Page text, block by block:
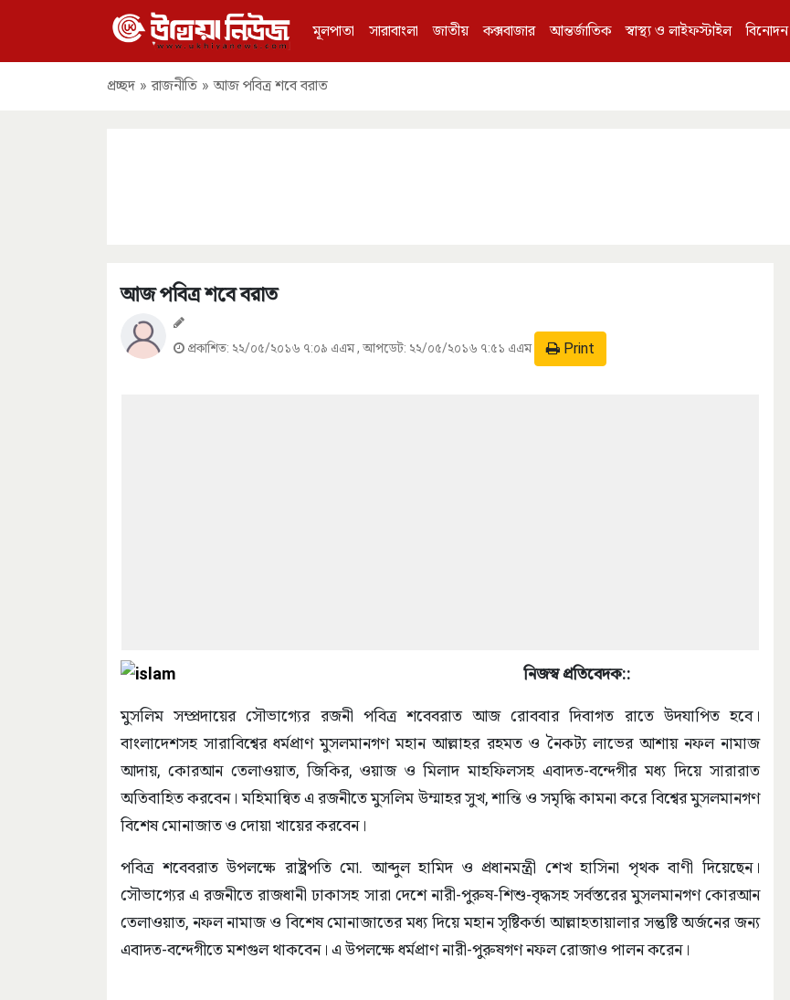
মূলপাতা সারাবাংলা জাতীয় কক্সবাজার আন্তর্জাতিক স্বাস্থ্য ও লাইফস্টাইল বিনোদন
প্রচ্ছদ » রাজনীতি » আজ পবিত্র শবে বরাত
আজ পবিত্র শবে বরাত
প্রকাশিত: ২২/০৫/২০১৬ ৭:০৯ এএম, আপডেট: ২২/০৫/২০১৬ ৭:৫১ এএম Print
নিজস্ব প্রতিবেদক::
মুসলিম সম্প্রদায়ের সৌভাগ্যের রজনী পবিত্র শবেবরাত আজ রোববার দিবাগত রাতে উদযাপিত হবে।
বাংলাদেশসহ সারাবিশ্বের ধর্মপ্রাণ মুসলমানগণ মহান আল্লাহর রহমত ও নৈকট্য লাভের আশায় নফল নামাজ
আদায়, কোরআন তেলাওয়াত, জিকির, ওয়াজ ও মিলাদ মাহফিলসহ এবাদত-বন্দেগীর মধ্য দিয়ে সারারাত
অতিবাহিত করবেন। মহিমান্বিত এ রজনীতে মুসলিম উম্মাহর সুখ, শান্তি ও সমৃদ্ধি কামনা করে বিশ্বের মুসলমানগণ
বিশেষ মোনাজাত ও দোয়া খায়ের করবেন।
পবিত্র শবেবরাত উপলক্ষে রাষ্ট্রপতি মো. আব্দুল হামিদ ও প্রধানমন্ত্রী শেখ হাসিনা পৃথক বাণী দিয়েছেন।
সৌভাগ্যের এ রজনীতে রাজধানী ঢাকাসহ সারা দেশে নারী-পুরুষ-শিশু-বৃদ্ধসহ সর্বস্তরের মুসলমানগণ কোরআন
তেলাওয়াত, নফল নামাজ ও বিশেষ মোনাজাতের মধ্য দিয়ে মহান সৃষ্টিকর্তা আল্লাহতায়ালার সন্তুষ্টি অর্জনের জন্য
এবাদত-বন্দেগীতে মশগুল থাকবেন। এ উপলক্ষে ধর্মপ্রাণ নারী-পুরুষগণ নফল রোজাও পালন করেন।